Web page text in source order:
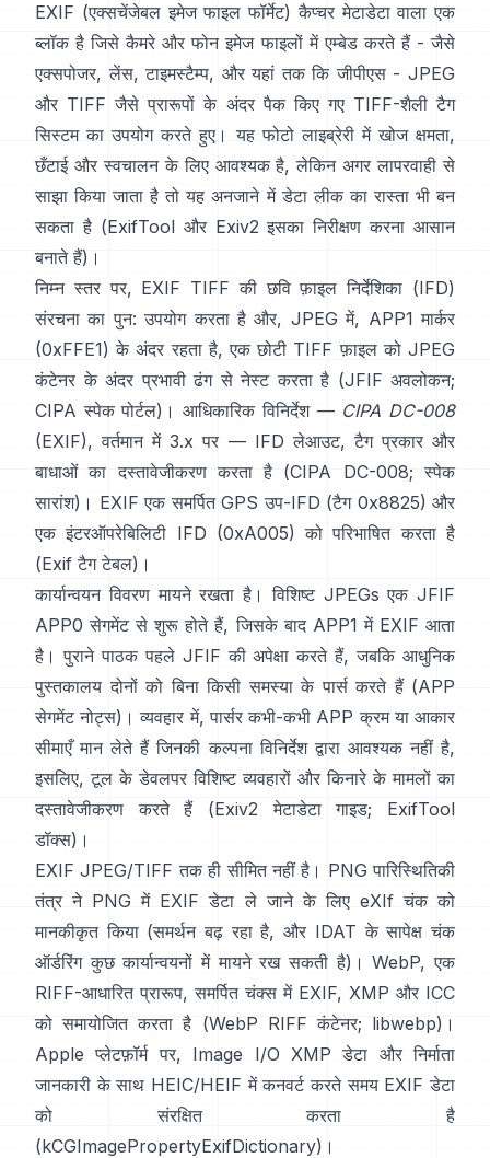
EXIF (एक्सचेंजेबल इमेज फाइल फॉर्मेट) कैप्चर मेटाडेटा वाला एक
ब्लॉक है जिसे कैमरे और फोन इमेज फाइलों में एम्बेड करते हैं - जैसे
एक्सपोजर, लेंस, टाइमस्टैम्प, और यहां तक कि जीपीएस - JPEG
और TIFF जैसे प्रारूपों के अंदर पैक किए गए TIFF-शैलीटैग
सिस्टम का उपयोग करते हुए। यह फोटो लाइब्रेरी में खोज क्षमता,
छँटाई और स्वचालन के लिए आवश्यक है, लेकिन अगर लापरवाही से
साझा किया जाता है तो यह अनजाने में डेटा लीक का रास्ता भी बन
सकता है (ExifToolऔर Exiv2 इसका निरीक्षण करना आसान
बनाते हैं)।
निम्न स्तर पर, EXIF TIFF की छवि फ़ाइल निर्देशिका (IFD)
संरचना का पुन: उपयोग करता है और, JPEG में, APP1 मार्कर
(0xFFE1) के अंदर रहता है, एक छोटी TIFF फ़ाइल को JPEG
कंटेनर के अंदर प्रभावी ढंग से नेस्ट करता है (JFIF अवलोकन;
CIPA स्पेक पोर्टल)। आधिकारिक विनिर्देश — CIPA DC-008
(EXIF), वर्तमान में 3.x पर — IFD लेआउट, टैग प्रकार और
बाधाओं का दस्तावेजीकरण करता है (CIPA DC-008;स्पेक
सारांश)। EXIF एक समर्पित GPS उप-IFD (टैग 0x8825) और
एक इंटरऑपरेबिलिटी IFD (0xA005) को परिभाषित करता है
(Exif टैग टेबल)।
कार्यान्वयन विवरण मायने रखता है। विशिष्ट JPEGs एक JFIF
APP0 सेगमेंट से शुरू होते हैं, जिसके बाद APP1 में EXIF आता
है। पुराने पाठक पहले JFIF की अपेक्षा करते हैं, जबकि आधुनिक
पुस्तकालय दोनों को बिना किसी समस्या के पार्स करते हैं (APP
सेगमेंट नोट्स)। व्यवहार में, पार्सर कभी-कभी APP क्रम या आकार
सीमाएँ मान लेते हैं जिनकी कल्पना विनिर्देश द्वारा आवश्यक नहीं है,
इसलिए, टूल के डेवलपर विशिष्ट व्यवहारों और किनारे के मामलों का
दस्तावेजीकरण करते हैं (Exiv2 मेटाडेटा गाइड; ExifTool
डॉक्स)।
EXIF JPEG/TIFF तक ही सीमित नहीं है। PNG पारिस्थितिकी
तंत्र ने PNG में EXIF डेटा ले जाने के लिए eXIf चंकको
मानकीकृत किया (समर्थन बढ़ रहा है, और IDAT के सापेक्ष चंक
ऑर्डरिंग कुछ कार्यान्वयनों में मायने रख सकती है)। WebP, एक
RIFF-आधारित प्रारूप, समर्पित चंक्स में EXIF, XMP और ICC
को समायोजित करता है (WebP RIFF कंटेनर; libwebp)।
Apple प्लेटफ़ॉर्म पर, Image I/O XMP डेटा और निर्माता
जानकारी के साथ HEIC/HEIF में कनवर्ट करते समय EXIF डेटा
को संरक्षित करता है
(kCGImagePropertyExifDictionary)।